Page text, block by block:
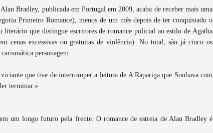
Bradley, publicada em Portugal em 2009, acaba de receber mais uma
Primeiro Romance), menos de um mês depois de ter conquistado o
que distingue escritores de romance policial ao estilo de Agatha
cenas excessivas ou gratuitas de violência). No total, são já cinco os
personagem.
que tive de interromper a leitura de A Rapariga que Sonhava com
terminar.»
um longo futuro pela frente. O romance de estreia de Alan Bradley é